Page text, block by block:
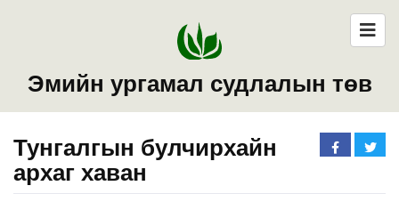
Эмийн ургамал судлалын төв
Тунгалгын булчирхайн
архаг хаван